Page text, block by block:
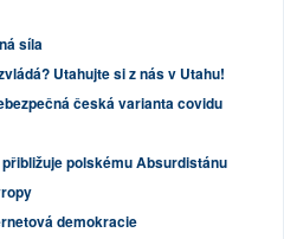
síla
Utahujte si z nás v Utahu!
česká varianta covidu
polskému Absurdistánu
demokracie